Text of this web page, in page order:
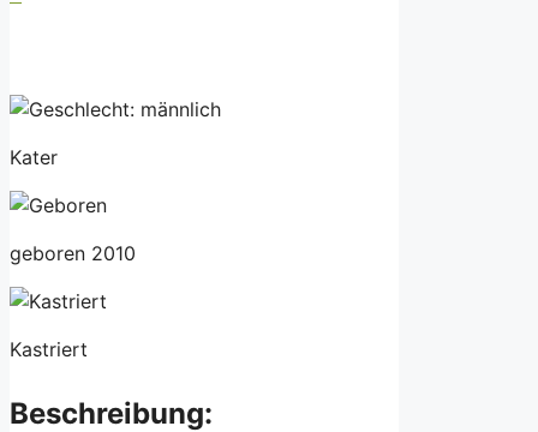
Kater
geboren 2010
Kastriert
Beschreibung: